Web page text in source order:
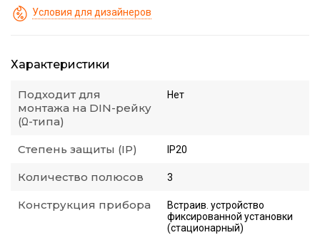
Условия для дизайнеров
Характеристики
Подходит для
монтажа на DIN-рейку
(Ω-типа)
Нет
Степень защиты (IP) IP20
Количество полюсов 3
Конструкция прибора
Встраив. устройство
фиксированной установки
(стационарный)